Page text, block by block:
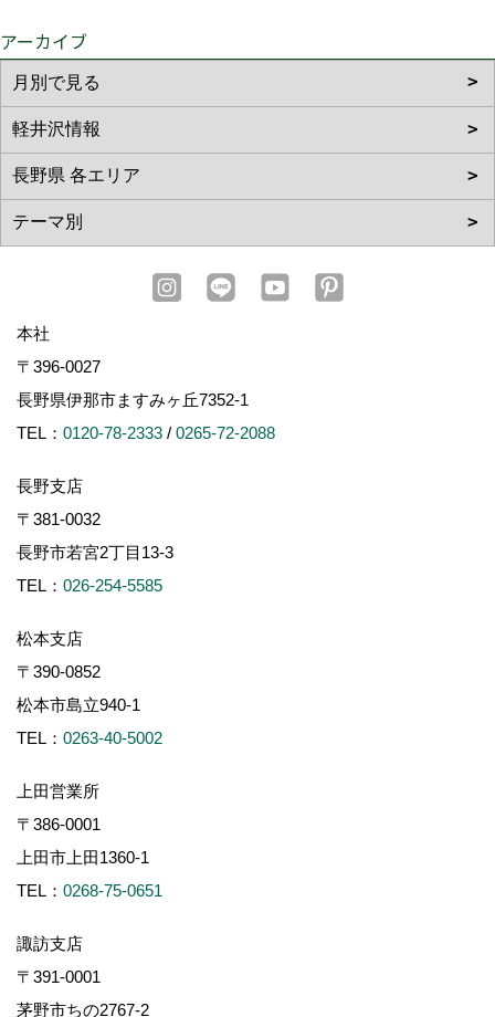
アーカイブ
本社
〒396-0027
長野県伊那市ますみヶ丘7352-1
TEL： 0120-78-2333 / 0265-72-2088
長野支店
〒381-0032
長野市若宮2丁目13-3
TEL： 026-254-5585
松本支店
〒390-0852
松本市島立940-1
TEL： 0263-40-5002
上田営業所
〒386-0001
上田市上田1360-1
TEL： 0268-75-0651
諏訪支店
〒391-0001
茅野市ちの2767-2